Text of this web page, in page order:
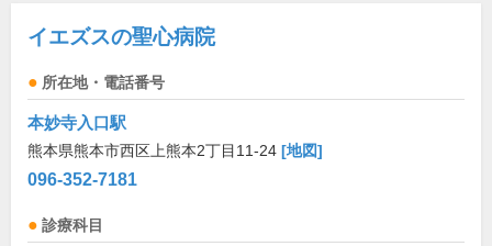
イエズスの聖心病院
所在地・電話番号
本妙寺入口駅
熊本県熊本市西区上熊本2丁目11-24 [地図]
096-352-7181
診療科目